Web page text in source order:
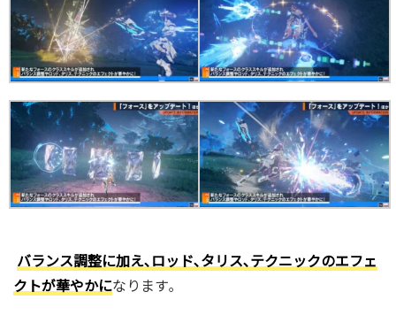
バランス調整に加え､ロッド､タリス､テクニックのエフェ
クトが華やかになります｡